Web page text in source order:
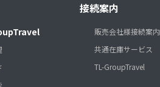
接続案内
販売会社様接続案内
共通在庫サービス
TL-GroupTravel